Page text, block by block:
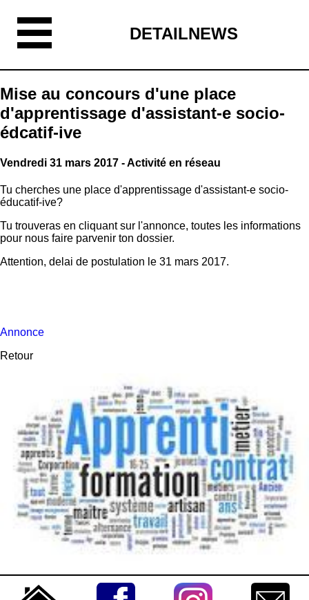
DETAILNEWS
Mise au concours d'une place
d'apprentissage d'assistant-e socio-
édcatif-ive
Vendredi 31 mars 2017 - Activité en réseau
Tu cherches une place d'apprentissage d'assistant-e socio-
éducatif-ive?
Tu trouveras en cliquant sur l'annonce, toutes les informations
pour nous faire parvenir ton dossier.
Attention, delai de postulation le 31 mars 2017.
Annonce
Retour